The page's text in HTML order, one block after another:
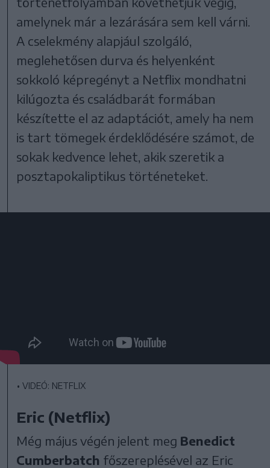
amelynek már a lezárására sem kell várni.
A cselekmény alapjául szolgáló,
meglehetősen durva és helyenként
sokkoló képregényt a Netflix mondhatni
kilúgozta és családbarát formában
készítette el az adaptációt, amely ha nem
is tart tömegek érdeklődésére számot, de
sokak kedvence lehet, akik szeretik a
posztapokaliptikus történeteket.
• VIDEÓ: NETFLIX
Eric (Netflix)
Még május végén jelent meg Benedict
Cumberbatch főszereplésével az Eric